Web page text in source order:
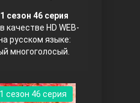
сезон 46 серия
качестве HD WEB-
русском языке:
многоголосый.
1 сезон 46 серия